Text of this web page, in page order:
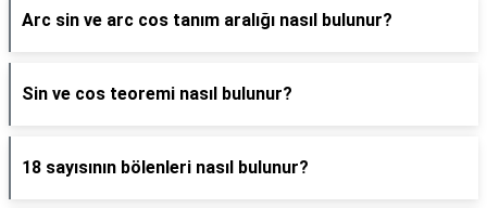
Arc sin ve arc cos tanım aralığı nasıl bulunur?
Sin ve cos teoremi nasıl bulunur?
18 sayısının bölenleri nasıl bulunur?